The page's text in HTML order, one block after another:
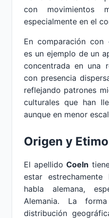
con movimientos
especialmente en el
En comparación con
es un ejemplo de un
concentrada en una
con presencia
reflejando patrones
culturales que han
aunque en menor
Origen y
El apellidoCoeln
estar
habla alemana,
Alemania. La
distribución